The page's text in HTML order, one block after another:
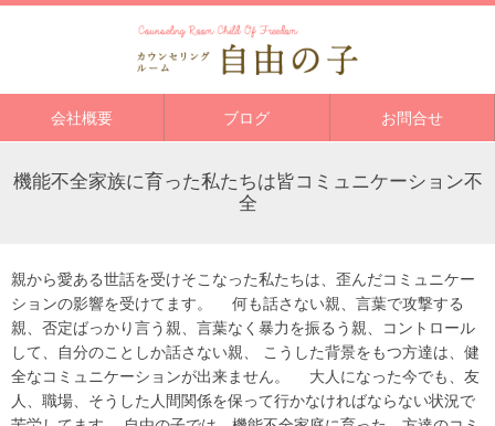
会社概要 ブログ お問合せ
機能不全家族に育った私たちは皆コミュニケーション不
全
親から愛ある世話を受けそこなった私たちは、歪んだコミュニケー
ションの影響を受けてます。 何も話さない親、言葉で攻撃する
親、否定ばっかり言う親、言葉なく暴力を振るう親、コントロール
して、自分のことしか話さない親、 こうした背景をもつ方達は、健
全なコミュニケーションが出来ません。 大人になった今でも、友
人、職場、そうした人間関係を保って行かなければならない状況で